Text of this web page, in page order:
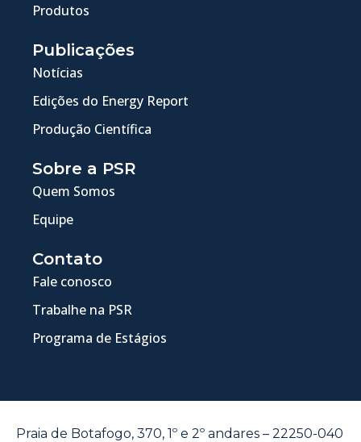
Produtos
Publicações
Notícias
Edições do Energy Report
Produção Científica
Sobre a PSR
Quem Somos
Equipe
Contato
Fale conosco
Trabalhe na PSR
Programa de Estágios
Praia de Botafogo, 370, 1º e 2º andares – 22250-040